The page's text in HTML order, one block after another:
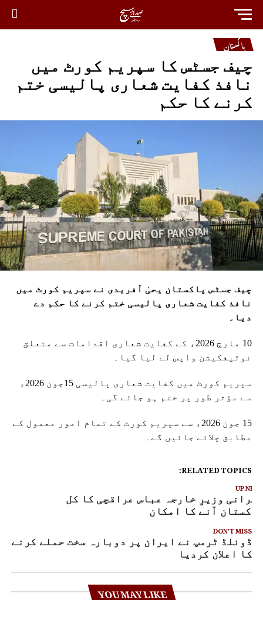
پاکستان
چیف جسٹس کا سپریم کورٹ میں
نافذ کفایت شعاری پالیسی ختم
کرنے کا حکم
چیف جسٹس پاکستان یحیٰ آفریدی نے سپریم کورٹ میں
نافذ کفایت شعاری پالیسی ختم کرنے کا حکم دے
دیا۔
10 مارچ 2026ء کے کفایت شعاری اقدامات سے متعلق
نوٹیفکیشن واپس لے لیا گیا۔
سپریم کورٹ میں کفایت شعاری پالیسی 15جون 2026ء
سے مؤثر طور پر ختم ہو جائے گی۔
15 جون 2026ء سے سپریم کورٹ کے تمام امور معمول کے
مطابق چلائے جائیں گے۔
RELATED TOPICS:
UP
وزیرِ خارجہ عباس عراقچی کا کل
آنے کا امکان
DON'T MISS
ڈونلڈ ٹرمپ نے ایران پر دوبارہ سخت حملے کرنے
کا اعلان کردیا
YOU MAY LIKE